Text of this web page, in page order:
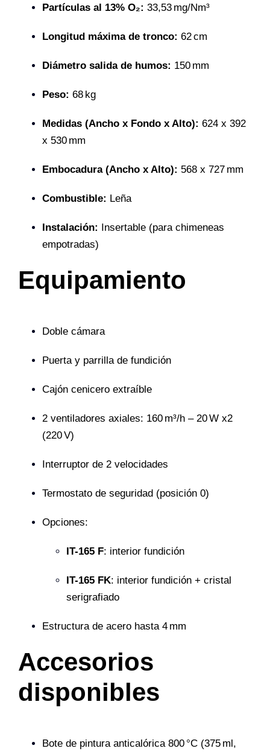
Partículas al 13% O₂: 33,53 mg/Nm³
Longitud máxima de tronco: 62 cm
Diámetro salida de humos: 150 mm
Peso: 68 kg
Medidas (Ancho x Fondo x Alto): 624 x 392
x 530 mm
Embocadura (Ancho x Alto): 568 x 727 mm
Combustible: Leña
Instalación: Insertable (para chimeneas
empotradas)
Equipamiento
Doble cámara
Puerta y parrilla de fundición
Cajón cenicero extraíble
2 ventiladores axiales: 160 m³/h – 20 W x2
(220 V)
Interruptor de 2 velocidades
Termostato de seguridad (posición 0)
Opciones:
IT-165 F: interior fundición
IT-165 FK: interior fundición + cristal
serigrafiado
Estructura de acero hasta 4 mm
Accesorios
disponibles
Bote de pintura anticalórica 800 °C (375 ml,